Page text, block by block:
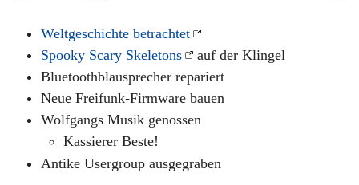
Weltgeschichte betrachtet
Spooky Scary Skeletons
auf der Klingel
Bluetoothblausprecher repariert
Neue Freifunk-Firmware bauen
Wolfgangs Musik genossen
Kassierer Beste!
Antike Usergroup ausgegraben